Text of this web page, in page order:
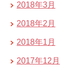
2018年3月
2018年2月
2018年1月
2017年12月